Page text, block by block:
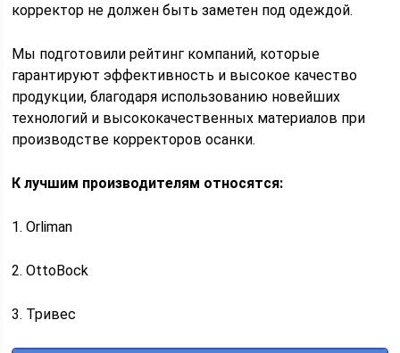
корректор не должен быть заметен под одеждой.
Мы подготовили рейтинг компаний, которые
гарантируют эффективность и высокое качество
продукции, благодаря использованию новейших
технологий и высококачественных материалов при
производстве корректоров осанки.
К лучшим производителям относятся:
1. Orliman
2. OttoBock
3. Тривес